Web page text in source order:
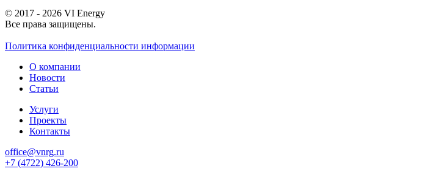
© 2017 - 2026 VI Energy
Все права защищены.
Политика конфиденциальности информации
О компании
Новости
Статьи
Услуги
Проекты
Контакты
office@vnrg.ru
+7 (4722) 426-200